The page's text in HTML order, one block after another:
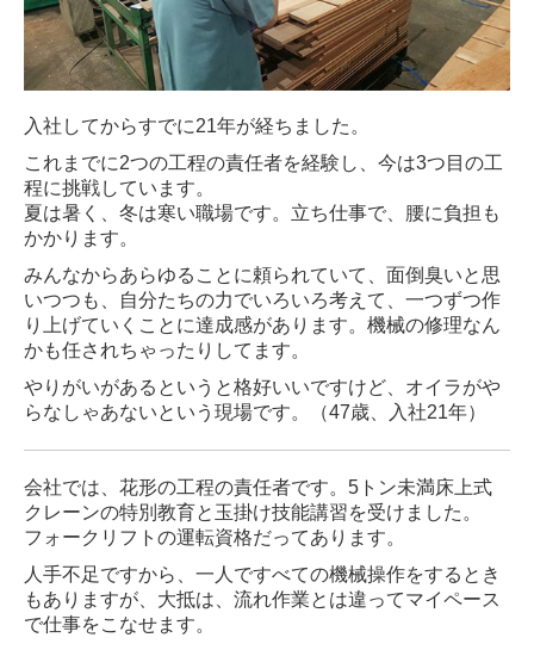
入社してからすでに21年が経ちました。
これまでに2つの工程の責任者を経験し、今は3つ目の工
程に挑戦しています。
夏は暑く、冬は寒い職場です。立ち仕事で、腰に負担も
かかります。
みんなからあらゆることに頼られていて、面倒臭いと思
いつつも、自分たちの力でいろいろ考えて、一つずつ作
り上げていくことに達成感があります。機械の修理なん
かも任されちゃったりしてます。
やりがいがあるというと格好いいですけど、オイラがや
らなしゃあないという現場です。（47歳、入社21年）
会社では、花形の工程の責任者です。5トン未満床上式
クレーンの特別教育と玉掛け技能講習を受けました。
フォークリフトの運転資格だってあります。
人手不足ですから、一人ですべての機械操作をするとき
もありますが、大抵は、流れ作業とは違ってマイペース
で仕事をこなせます。